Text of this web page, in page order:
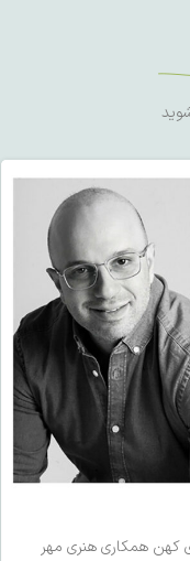
کهن همکاری هنری مهر